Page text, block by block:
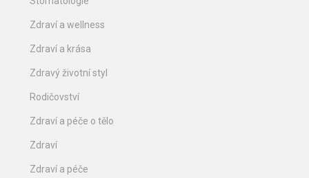
Zdraví a wellness
Zdraví a krása
Zdravý životní styl
Rodičovství
Zdraví a péče o tělo
Zdraví
Zdraví a péče